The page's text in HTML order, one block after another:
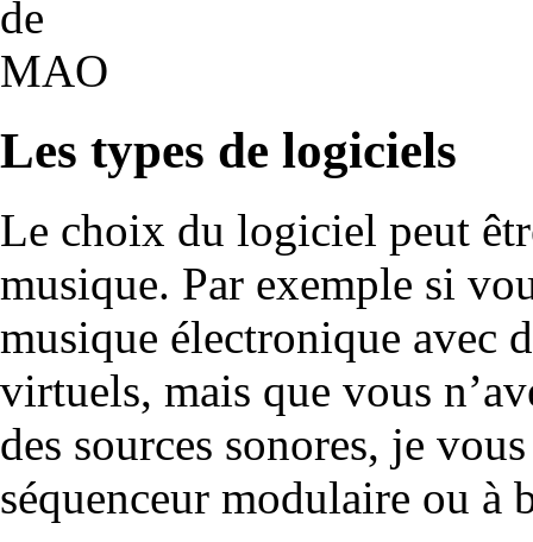
Les types de logiciels
Le choix du logiciel peut
musique. Par exemple si
musique électronique avec
virtuels, mais que vous
des sources sonores, je
séquenceur modulaire ou à